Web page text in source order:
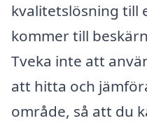
kvalitetslösning till
kommer till
Tveka inte att
att hitta och
område, så att du